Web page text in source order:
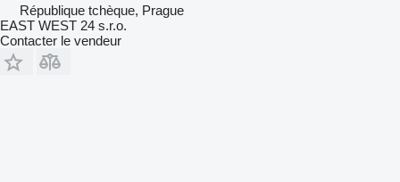
République tchèque, Prague
EAST WEST 24 s.r.o.
Contacter le vendeur